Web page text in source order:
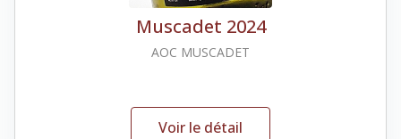
Muscadet 2024
AOC MUSCADET
Voir le détail